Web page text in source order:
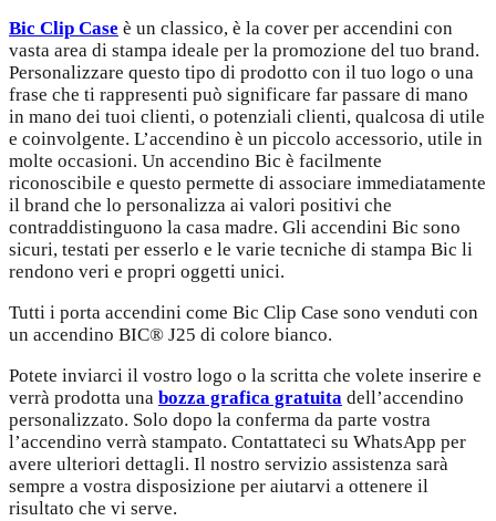
Bic Clip Case è un classico, è la cover per accendini con
vasta area di stampa ideale per la promozione del tuo brand.
Personalizzare questo tipo di prodotto con il tuo logo o una
frase che ti rappresenti può significare far passare di mano
in mano dei tuoi clienti, o potenziali clienti, qualcosa di utile
e coinvolgente. L’accendino è un piccolo accessorio, utile in
molte occasioni. Un accendino Bic è facilmente
riconoscibile e questo permette di associare immediatamente
il brand che lo personalizza ai valori positivi che
contraddistinguono la casa madre. Gli accendini Bic sono
sicuri, testati per esserlo e le varie tecniche di stampa Bic li
rendono veri e propri oggetti unici.
Tutti i porta accendini come Bic Clip Case sono venduti con
un accendino BIC® J25 di colore bianco.
Potete inviarci il vostro logo o la scritta che volete inserire e
verrà prodotta una bozza grafica gratuita dell’accendino
personalizzato. Solo dopo la conferma da parte vostra
l’accendino verrà stampato. Contattateci su WhatsApp per
avere ulteriori dettagli. Il nostro servizio assistenza sarà
sempre a vostra disposizione per aiutarvi a ottenere il
risultato che vi serve.